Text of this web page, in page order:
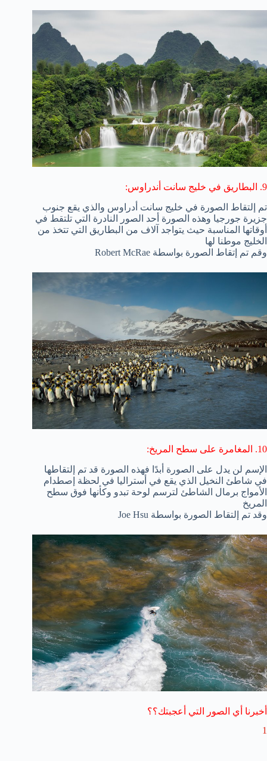
9. البطاريق في خليج سانت أندراوس:
تم إلتقاط الصورة في خليج سانت أدراوس والذي يقع جنوب
جزيرة جورجيا وهذه الصورة أحد الصور النادرة التي تلتقط في
أوقاتها المناسبة حيث يتواجد آلاف من البطاريق التي تتخذ من
الخليج موطنا لها
وقم تم إتقاط الصورة بواسطة Robert McRae
10. المغامرة على سطح المريخ:
الإسم لن يدل على الصورة أبدًا فهذه الصورة قد تم إلتقاطها
في شاطئ النخيل الذي يقع في أستراليا في لحظة إصطدام
الأمواج برمال الشاطئ لترسم لوحة تبدو وكأنها فوق سطح
المريخ
وقد تم إلتقاط الصورة بواسطة Joe Hsu
أخبرنا أي الصور التي أعجبتك؟؟
1